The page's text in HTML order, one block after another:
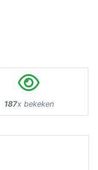
187x bekeken